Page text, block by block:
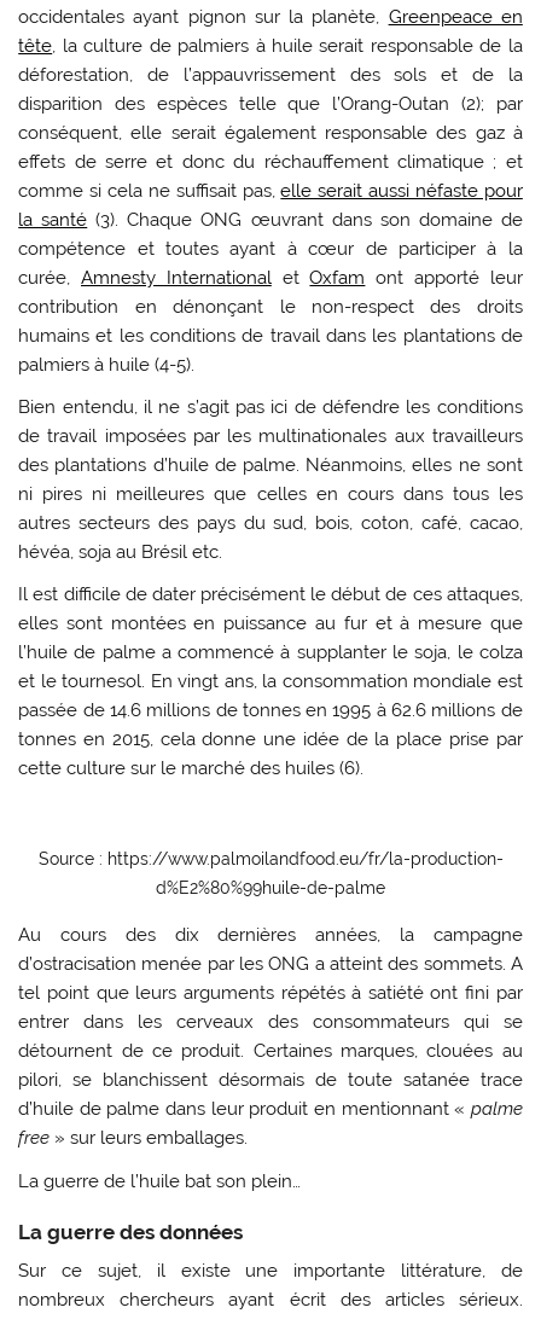
occidentales ayant pignon sur la planète, Greenpeace en
tête, la culture de palmiers à huile serait responsable de la
déforestation, de l’appauvrissement des sols et de la
disparition des espèces telle que l’Orang-Outan (2); par
conséquent, elle serait également responsable des gaz à
effets de serre et donc du réchauffement climatique ; et
comme si cela ne suffisait pas,elle serait aussi néfaste pour
la santé (3). Chaque ONG œuvrant dans son domaine de
compétence et toutes ayant à cœur de participer à la
curée, Amnesty InternationaletOxfam ont apporté leur
contribution en dénonçant le non-respect des droits
humains et les conditions de travail dans les plantations de
palmiers à huile (4-5).
Bien entendu, il ne s’agit pas ici de défendre les conditions
de travail imposées par les multinationales aux travailleurs
des plantations d’huile de palme. Néanmoins, elles ne sont
ni pires ni meilleures que celles en cours dans tous les
autres secteurs des pays du sud, bois, coton, café, cacao,
hévéa, soja au Brésil etc.
Il est difficile de dater précisément le début de ces attaques,
elles sont montées en puissance au fur et à mesure que
l’huile de palme a commencé à supplanter le soja, le colza
et le tournesol. En vingt ans, la consommation mondiale est
passée de 14.6 millions de tonnes en 1995 à 62.6 millions de
tonnes en 2015, cela donne une idée de la place prise par
cette culture sur le marché des huiles (6).
Source : https://www.palmoilandfood.eu/fr/la-production-
d%E2%80%99huile-de-palme
Au cours des dix dernières années, la campagne
d’ostracisation menée par les ONG a atteint des sommets. A
tel point que leurs arguments répétés à satiété ont fini par
entrer dans les cerveaux des consommateurs qui se
détournent de ce produit. Certaines marques, clouées au
pilori, se blanchissent désormais de toute satanée trace
d’huile de palme dans leur produit en mentionnant « palme
free » sur leurs emballages.
La guerre de l’huile bat son plein…
La guerre des données
Sur ce sujet, il existe une importante littérature, de
nombreux chercheurs ayant écrit des articles sérieux.